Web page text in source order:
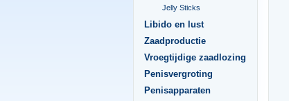
Jelly Sticks
Libido en lust
Zaadproductie
Vroegtijdige zaadlozing
Penisvergroting
Penisapparaten